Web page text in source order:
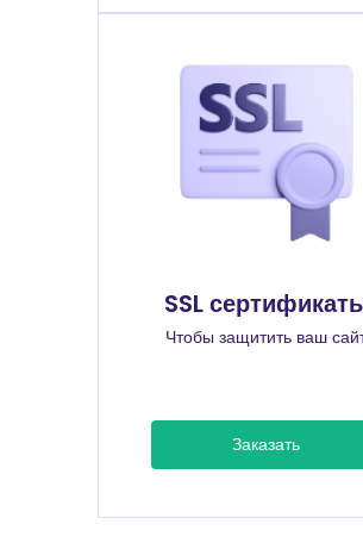
SSL
Чтобы защитить ваш
Заказать